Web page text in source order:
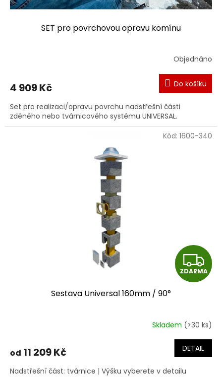
e
SET pro povrchovou opravu komínu
Objednáno
4 909 Kč Do košíku
Set pro realizaci/opravu povrchu nadstřešní části
zděného nebo tvárnicového systému UNIVERSAL.
Z
D
R
M
A
ZDARMA
Sestava Universal 160mm / 90°
Skladem (>30 ks)
od 11 209 Kč DETAIL
Nadstřešní část: tvárnice | Výšku vyberete v detailu
Kód: 1600-340